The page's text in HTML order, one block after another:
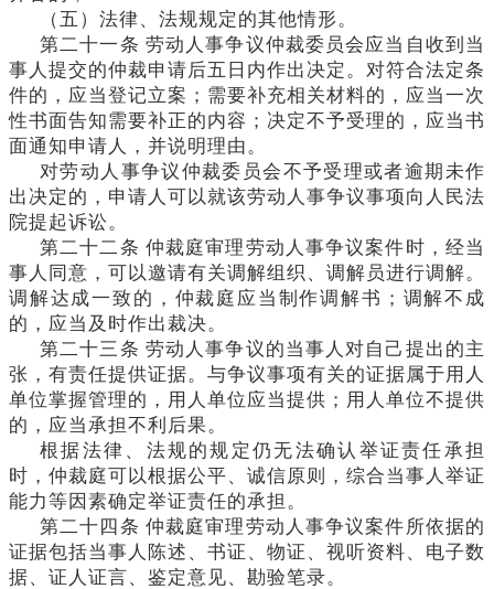
（五）法律、法规规定的其他情形。
第二十一条 劳动人事争议仲裁委员会应当自收到当
事人提交的仲裁申请后五日内作出决定。对符合法定条
件的，应当登记立案；需要补充相关材料的，应当一次
性书面告知需要补正的内容；决定不予受理的，应当书
面通知申请人，并说明理由。
对劳动人事争议仲裁委员会不予受理或者逾期未作
出决定的，申请人可以就该劳动人事争议事项向人民法
院提起诉讼。
第二十二条 仲裁庭审理劳动人事争议案件时，经当
事人同意，可以邀请有关调解组织、调解员进行调解。
调解达成一致的，仲裁庭应当制作调解书；调解不成
的，应当及时作出裁决。
第二十三条 劳动人事争议的当事人对自己提出的主
张，有责任提供证据。与争议事项有关的证据属于用人
单位掌握管理的，用人单位应当提供；用人单位不提供
的，应当承担不利后果。
根据法律、法规的规定仍无法确认举证责任承担
时，仲裁庭可以根据公平、诚信原则，综合当事人举证
能力等因素确定举证责任的承担。
第二十四条 仲裁庭审理劳动人事争议案件所依据的
证据包括当事人陈述、书证、物证、视听资料、电子数
据、证人证言、鉴定意见、勘验笔录。